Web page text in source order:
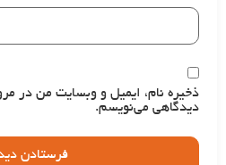
ذخیره نام، ایمیل و وبسایت من در
دیدگاهی می‌نویسم.